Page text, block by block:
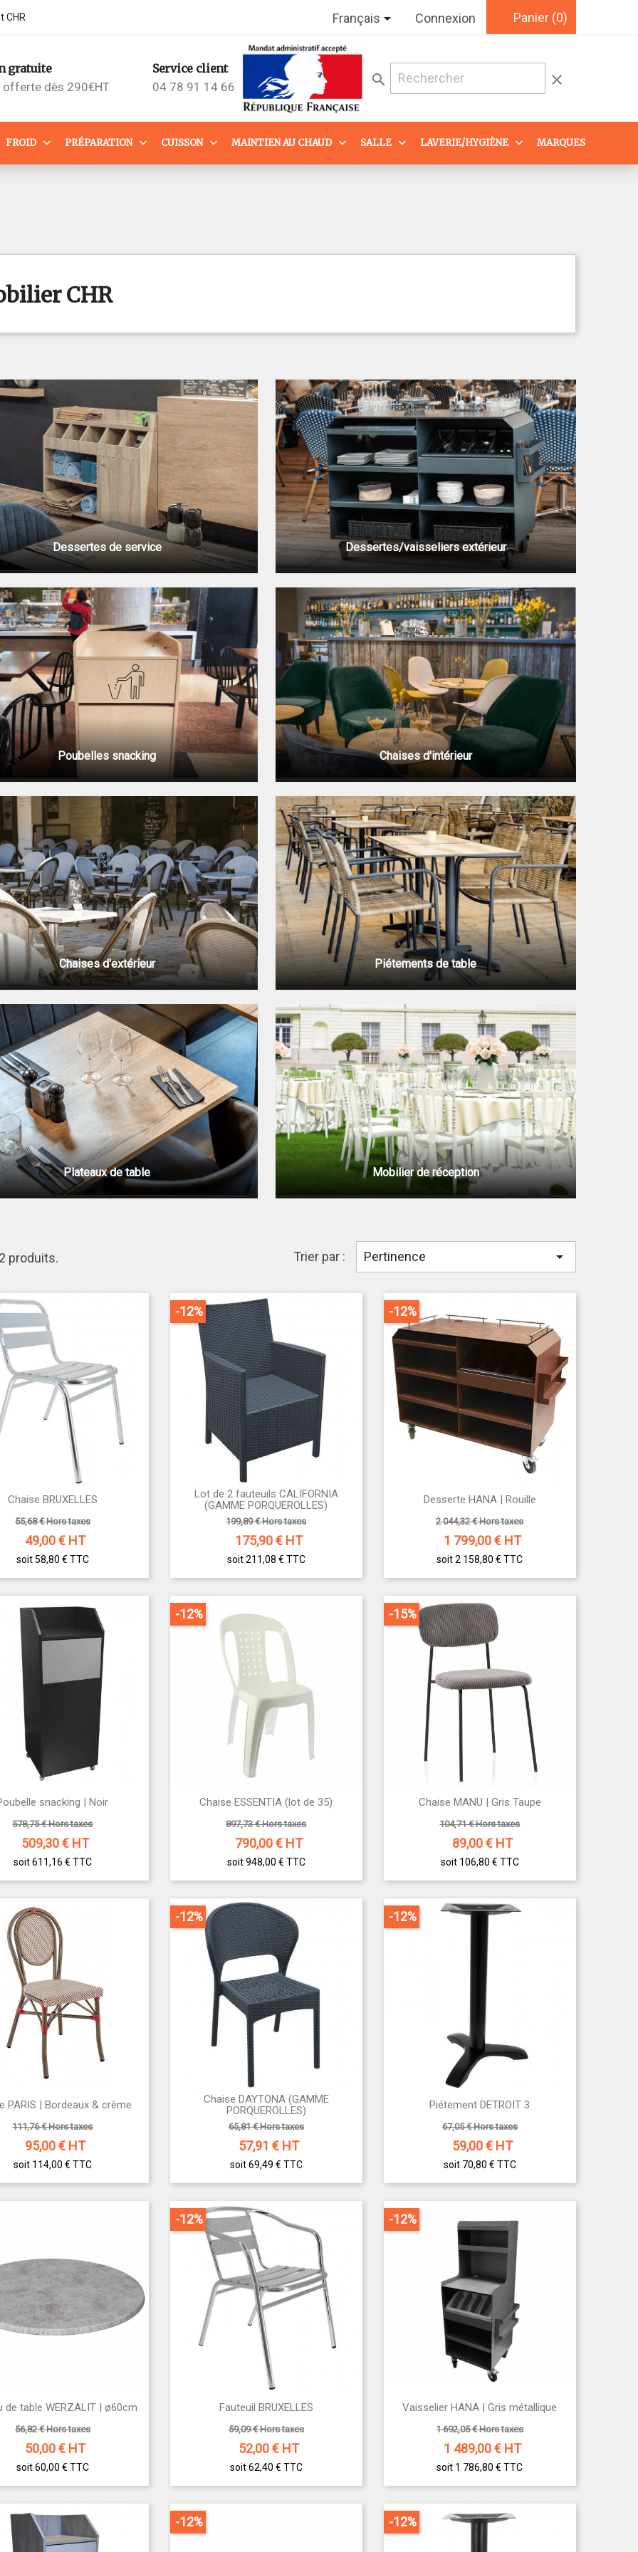
CHR Français Connexion Panier (0)
gratuite
offerte dès 290€HT
Service client
04 78 91 14 66
search clear
FROID PRÉPARATION CUISSON MAINTIEN AU CHAUD SALLE LAVERIE/HYGIÈNE MARQUES
CHR
Dessertes de service Dessertes/vaisseliers extérieur
Poubelles snacking Chaises d'intérieur
Chaises d'extérieur Piétements de table
Plateaux de table Mobilier de réception
produits. Trier par : Pertinence 
Aperçu rapide
Chaise BRUXELLES
55,68 € Hors taxes
49,00€ HT
soit 58,80 € TTC
Aperçu rapide
Lot de 2 fauteuils CALIFORNIA
(GAMME PORQUEROLLES)
199,89 € Hors taxes
175,90€ HT
soit 211,08 € TTC
-12%
Aperçu rapide
Desserte HANA | Rouille
2 044,32 € Hors taxes
1 799,00€ HT
soit 2 158,80 €TTC
-12%
Aperçu rapide
snacking | Noir
578,75 € Hors taxes
509,30€ HT
soit 611,16 € TTC
Aperçu rapide
Chaise ESSENTIA (lot de 35)
897,73 € Hors taxes
790,00€ HT
soit 948,00 € TTC
-12%
 Aperçu rapide
Chaise MANU | Gris Taupe
104,71 € Hors taxes
89,00€ HT
soit 106,80 € TTC
-15%
Aperçu rapide
PARIS | Bordeaux & crème
111,76 € Hors taxes
95,00€ HT
soit 114,00 € TTC
Aperçu rapide
Chaise DAYTONA (GAMME
PORQUEROLLES)
65,81 € Hors taxes
57,91€ HT
soit 69,49 € TTC
-12%
Aperçu rapide
Piétement DETROIT 3
67,05 € Hors taxes
59,00€ HT
soit 70,80 € TTC
-12%
Aperçu rapide
de table WERZALIT | ø60cm
56,82 € Hors taxes
50,00€ HT
soit 60,00 € TTC
Aperçu rapide
Fauteuil BRUXELLES
59,09 € Hors taxes
52,00€ HT
soit 62,40 € TTC
-12%
Aperçu rapide
Vaisselier HANA | Gris métallique
1 692,05 € Hors taxes
1 489,00€ HT
soit 1 786,80 €TTC
-12%
-12% -12%